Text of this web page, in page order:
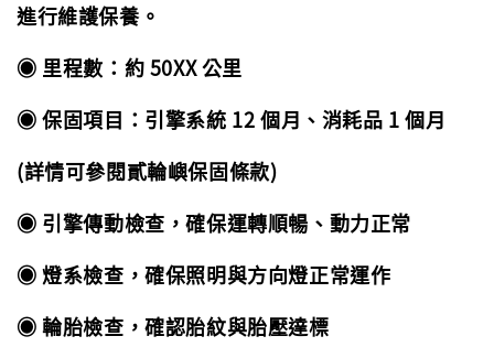
進行維護保養。
◉ 里程數：約 50XX 公里
◉ 保固項目：引擎系統 12 個月、消耗品 1 個月
(詳情可參閱貳輪嶼保固條款)
◉ 引擎傳動檢查，確保運轉順暢、動力正常
◉ 燈系檢查，確保照明與方向燈正常運作
◉ 輪胎檢查，確認胎紋與胎壓達標